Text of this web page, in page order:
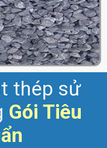
thép sử
Gói Tiêu